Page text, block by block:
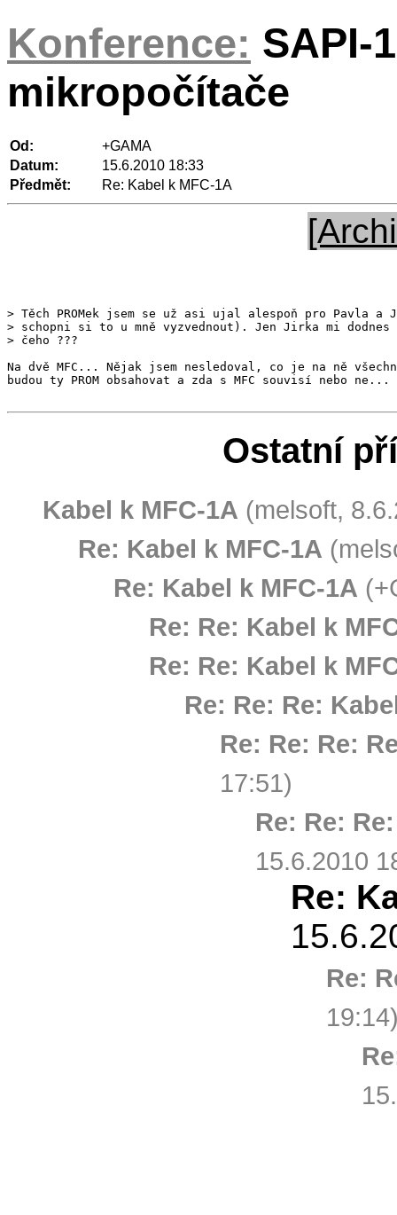
Konference: SAPI-
mikropočítače
Od:
+GAMA
Datum:
15.6.2010 18:33
Předmět:
Re: Kabel k MFC-1A
> Těch PROMek jsem se už asi ujal alespoň pro
> schopni si to u mně vyzvednout). Jen Jirka mi
Na dvě MFC... Nějak jsem nesledoval, co je na ně
budou ty PROM obsahovat a zda s MFC souvisí nebo ne...
Ostatní
Kabel k MFC-1A (melsoft,
Re: Kabel k MFC-1A
Re: Kabel k MFC-1A
Re: Re: Kabel k
Re: Re: Kabel k
Re: Re: Re:
Re: Re: Re:
17:51)
Re: Re:
15.6.2010
Re:
Re: